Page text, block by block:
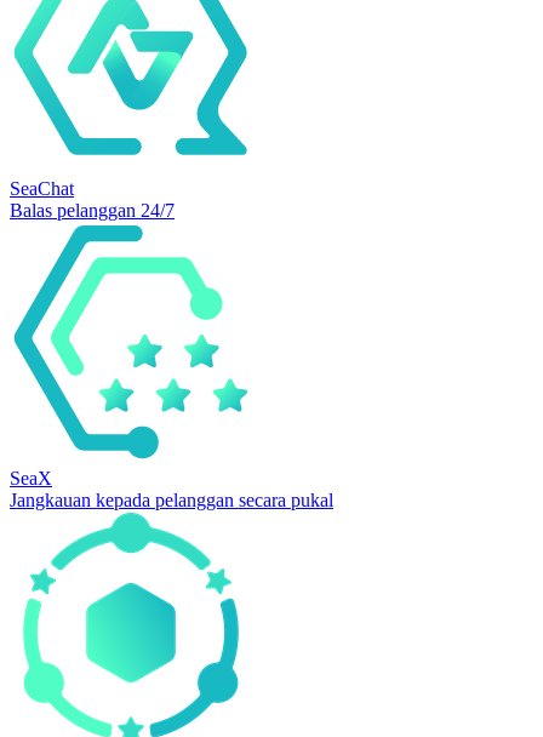
SeaChat
Balas pelanggan 24/7
SeaX
Jangkauan kepada pelanggan secara pukal